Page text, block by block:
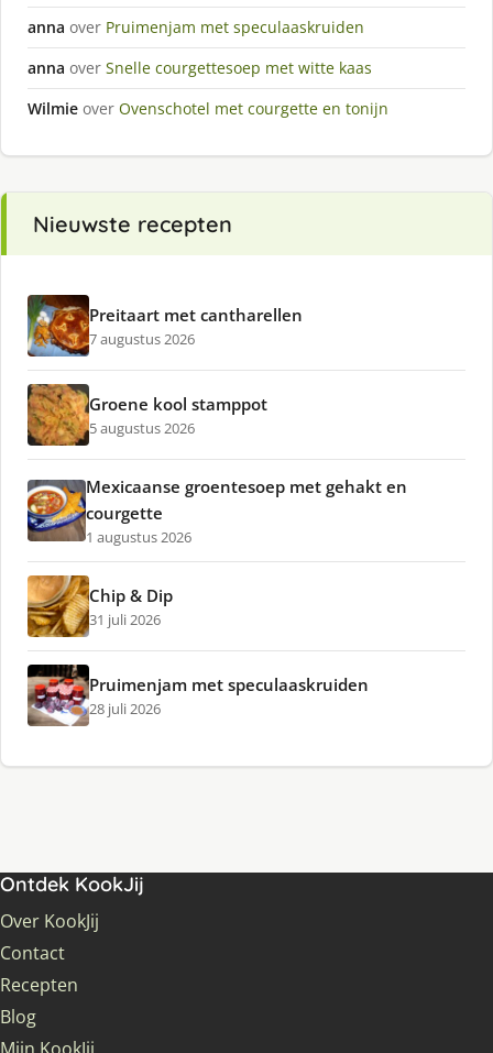
anna over Pruimenjam met speculaaskruiden
anna over Snelle courgettesoep met witte kaas
Wilmie over Ovenschotel met courgette en tonijn
Nieuwste recepten
Preitaart met cantharellen
7 augustus 2026
Groene kool stamppot
5 augustus 2026
Mexicaanse groentesoep met gehakt en
courgette
1 augustus 2026
Chip & Dip
31 juli 2026
Pruimenjam met speculaaskruiden
28 juli 2026
Ontdek KookJij
Over KookJij
Contact
Recepten
Blog